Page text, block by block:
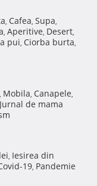
, Cafea, Supa,
, Aperitive, Desert,
pui, Ciorba burta,
, Mobila, Canapele,
Jurnal de mama
, Iesirea din
19, Pandemie